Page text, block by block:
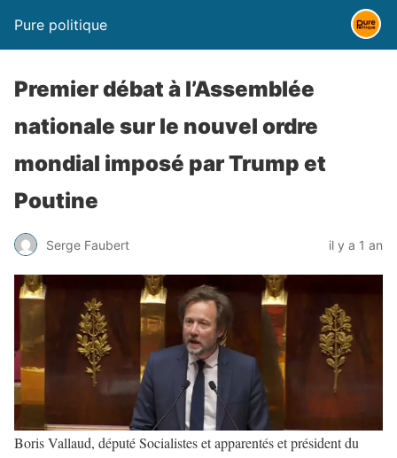
Pure politique
Premier débat à l’Assemblée
nationale sur le nouvel ordre
mondial imposé par Trump et
Poutine
Serge Faubert il y a 1 an
Boris Vallaud, député Socialistes et apparentés et président du